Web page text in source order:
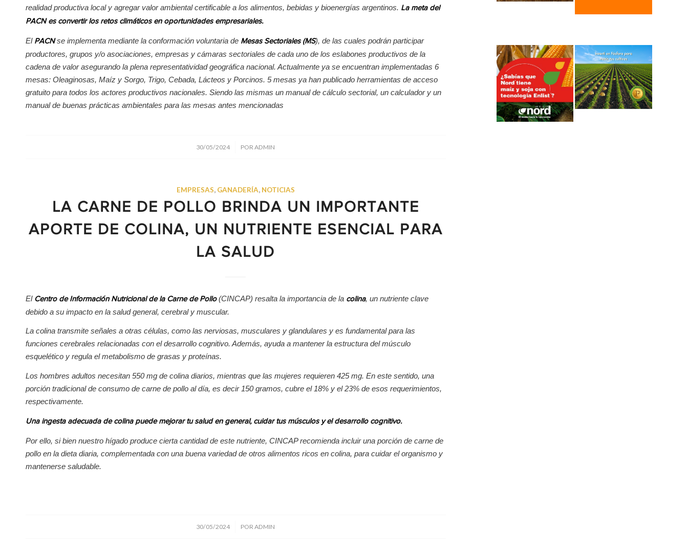
realidad productiva local y agregar valor ambiental certificable a los alimentos, bebidas y bioenergías argentinos. La meta del
PACN es convertir los retos climáticos en oportunidades empresariales.
El PACNse implementa mediante la conformación voluntaria de Mesas Sectoriales (MS), de las cuales podrán participar
productores, grupos y/o asociaciones, empresas y cámaras sectoriales de cada uno de los eslabones productivos de la
cadena de valor asegurando la plena representatividad geográfica nacional. Actualmente ya se encuentran implementadas 6
mesas: Oleaginosas, Maíz y Sorgo, Trigo, Cebada, Lácteos y Porcinos. 5 mesas ya han publicado herramientas de acceso
gratuito para todos los actores productivos nacionales. Siendo las mismas un manual de cálculo sectorial, un calculador y un
manual de buenas prácticas ambientales para las mesas antes mencionadas
30/05/2024
/ PORADMIN
EMPRESAS, GANADERÍA, NOTICIAS
LA CARNE DE POLLO BRINDA UN IMPORTANTE
APORTE DE COLINA, UN NUTRIENTE ESENCIAL PARA
LA SALUD
El Centro de Información Nutricional de la Carne de Pollo(CINCAP) resalta la importancia de la colina, un nutriente clave
debido a su impacto en la salud general, cerebral y muscular.
La colina transmite señales a otras células, como las nerviosas, musculares y glandulares y es fundamental para las
funciones cerebrales relacionadas con el desarrollo cognitivo. Además, ayuda a mantener la estructura del músculo
esquelético y regula el metabolismo de grasas y proteínas.
Los hombres adultos necesitan 550 mg de colina diarios, mientras que las mujeres requieren 425 mg. En este sentido, una
porción tradicional de consumo de carne de pollo al día, es decir 150 gramos, cubre el 18% y el 23% de esos requerimientos,
respectivamente.
Una ingesta adecuada de colina puede mejorar tu salud en general, cuidar tus músculos y el desarrollo cognitivo.
Por ello, si bien nuestro hígado produce cierta cantidad de este nutriente, CINCAP recomienda incluir una porción de carne de
pollo en la dieta diaria, complementada con una buena variedad de otros alimentos ricos en colina, para cuidar el organismo y
mantenerse saludable.
30/05/2024
/ PORADMIN